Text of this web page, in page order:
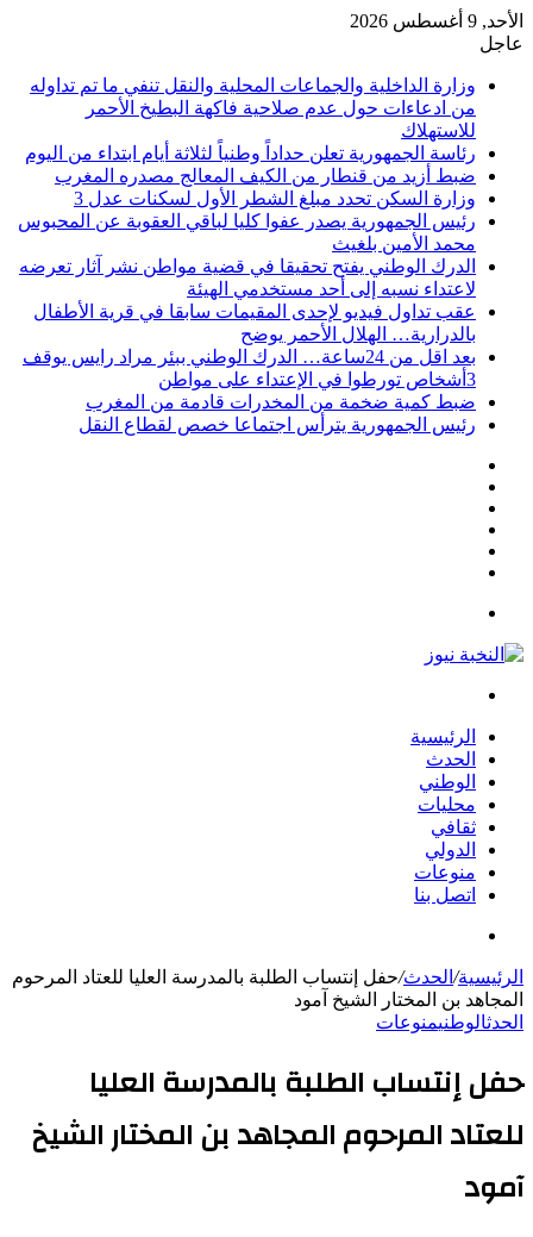
الأحد, 9 أغسطس 2026
عاجل
وزارة الداخلية والجماعات المحلية والنقل تنفي ما تم تداوله
من ادعاءات حول عدم صلاحية فاكهة البطيخ الأحمر
للاستهلاك
رئاسة الجمهورية تعلن حداداً وطنياً لثلاثة أيام ابتداء من اليوم
ضبط أزيد من قنطار من الكيف المعالج مصدره المغرب
وزارة السكن تحدد مبلغ الشطر الأول لسكنات عدل 3
رئيس الجمهورية يصدر عفوا كليا لباقي العقوبة عن المحبوس
محمد الأمين بلغيث
الدرك الوطني يفتح تحقيقا في قضية مواطن نشر آثار تعرضه
لاعتداء نسبه إلى أحد مستخدمي الهيئة
عقب تداول فيديو لإحدى المقيمات سابقا في قرية الأطفال
بالدرارية… الهلال الأحمر يوضح
بعد اقل من 24ساعة… الدرك الوطني ببئر مراد رايس يوقف
3أشخاص تورطوا في الإعتداء على مواطن
ضبط كمية ضخمة من المخدرات قادمة من المغرب
رئيس الجمهورية يترأس اجتماعا خصص لقطاع النقل
الرئيسية
الحدث
الوطني
محليات
ثقافي
الدولي
منوعات
اتصل بنا
الرئيسية/ الحدث/حفل إنتساب الطلبة بالمدرسة العليا للعتاد المرحوم
المجاهد بن المختار الشيخ آمود
الحدثالوطنيمنوعات
حفل إنتساب الطلبة بالمدرسة العليا
للعتاد المرحوم المجاهد بن المختار الشيخ
آمود